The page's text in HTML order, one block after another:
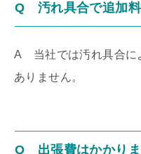
Q 汚れ具合で追加料
A
当社では汚れ具合
ありません。
Q 出張費はかかりま